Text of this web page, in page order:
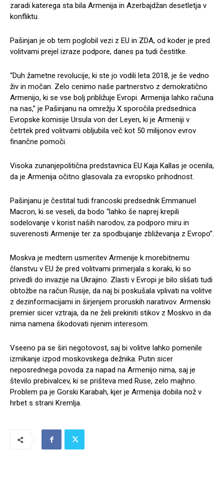
zaradi katerega sta bila Armenija in Azerbajdžan desetletja v
konfliktu.
Pašinjan je ob tem poglobil vezi z EU in ZDA, od koder je pred
volitvami prejel izraze podpore, danes pa tudi čestitke.
“Duh žametne revolucije, ki ste jo vodili leta 2018, je še vedno
živ in močan. Zelo cenimo naše partnerstvo z demokratično
Armenijo, ki se vse bolj približuje Evropi. Armenija lahko računa
na nas,” je Pašinjanu na omrežju X sporočila predsednica
Evropske komisije Ursula von der Leyen, ki je Armeniji v
četrtek pred volitvami obljubila več kot 50 milijonov evrov
finančne pomoči.
Visoka zunanjepolitična predstavnica EU Kaja Kallas je ocenila,
da je Armenija očitno glasovala za evropsko prihodnost.
Pašinjanu je čestital tudi francoski predsednik Emmanuel
Macron, ki se veseli, da bodo “lahko še naprej krepili
sodelovanje v korist naših narodov, za podporo miru in
suverenosti Armenije ter za spodbujanje zbliževanja z Evropo”.
Moskva je medtem usmeritev Armenije k morebitnemu
članstvu v EU že pred volitvami primerjala s koraki, ki so
privedli do invazije na Ukrajino. Zlasti v Evropi je bilo slišati tudi
obtožbe na račun Rusije, da naj bi poskušala vplivati na volitve
z dezinformacijami in širjenjem proruskih narativov. Armenski
premier sicer vztraja, da ne želi prekiniti stikov z Moskvo in da
nima namena škodovati njenim interesom.
Vseeno pa se širi negotovost, saj bi volitve lahko pomenile
izmikanje izpod moskovskega dežnika. Putin sicer
neposrednega povoda za napad na Armenijo nima, saj je
število prebivalcev, ki se prišteva med Ruse, zelo majhno.
Problem pa je Gorski Karabah, kjer je Armenija dobila nož v
hrbet s strani Kremlja.